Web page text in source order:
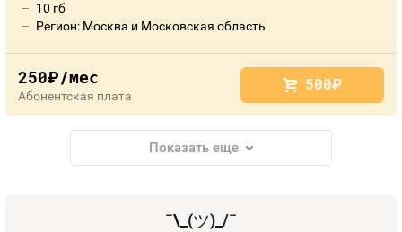
10 гб
Регион: Москва и Московская область
250руб./мес
Абонентская плата
500руб.
Показать еще
¯\_(ツ)_/¯